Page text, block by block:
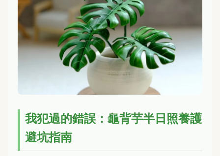
我犯過的錯誤：龜背芋半日照養護
避坑指南